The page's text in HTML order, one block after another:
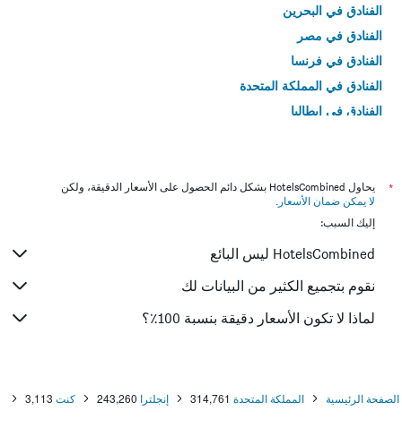
الفنادق في البحرين
الفنادق في مصر
الفنادق في فرنسا
الفنادق في المملكة المتحدة
الفنادق في إيطاليا
*
يحاول HotelsCombined بشكل دائم الحصول على الأسعار الدقيقة، ولكن
لا يمكن ضمان الأسعار .
إليك السبب:
HotelsCombined ليس البائع
نقوم بتجميع الكثير من البيانات لك
لماذا لا تكون الأسعار دقيقة بنسبة 100٪؟
الصفحة الرئيسية المملكة المتحدة 314,761 إنجلترا 243,260 كنت 3,113